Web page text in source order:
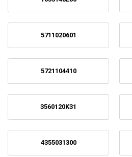
5711020601
5721104410
3560120K31
4355031300